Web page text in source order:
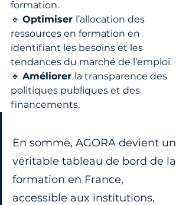
formation.
🔹 Optimiser l’allocation des
ressources en formation en
identifiant les besoins et les
tendances du marché de l’emploi.
🔹 Améliorer la transparence des
politiques publiques et des
financements.
En somme, AGORA devient un
véritable tableau de bord de la
formation en France,
accessible aux institutions,